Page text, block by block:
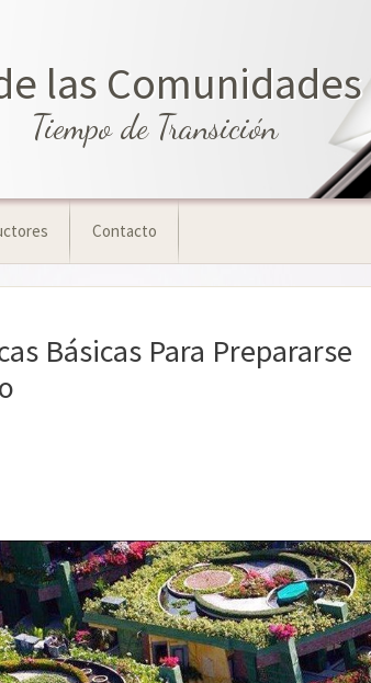
las Comunidades
Tiempo de Transición
Contacto
Básicas Para Prepararse